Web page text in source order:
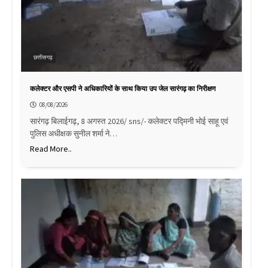
छत्तीसगढ़
कलेक्टर और एसपी ने अधिकारियों के साथ किया उप जेल सारंगढ़ का निरीक्षण
08/08/2026
सारंगढ़ बिलाईगढ़, 8 अगस्त 2026/ sns/- कलेक्टर पद्मिनी भोई साहू एवं
पुलिस अधीक्षक सुनील शर्मा ने…
Read More..